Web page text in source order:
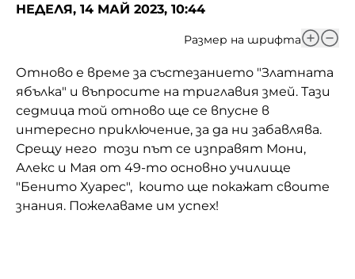
До ре ми
НЕДЕЛЯ, 14 МАЙ 2023, 10:44
Размер на шрифта
Отново е време за състезанието "Златната
ябълка" и въпросите на триглавия змей. Тази
седмица той отново ще се впусне в
интересно приключение, за да ни забавлява.
Срещу него този път се изправят Мони,
Алекс и Мая от 49-то основно училище
"Бенито Хуарес", които ще покажат своите
знания. Пожелаваме им успех!